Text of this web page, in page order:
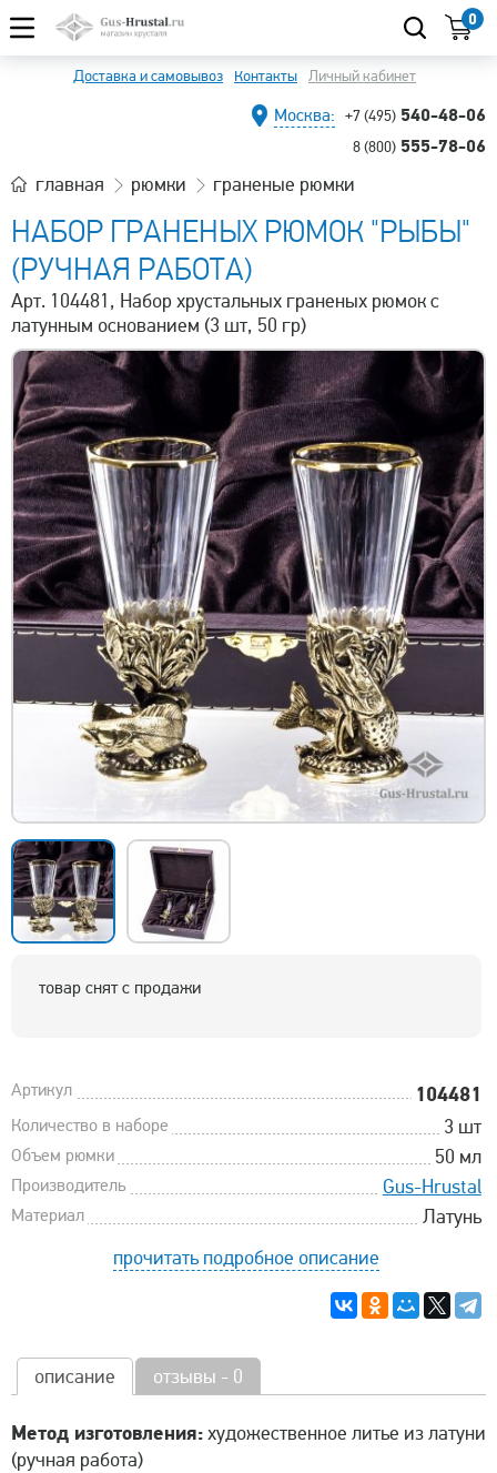
0
Доставка и самовывоз Контакты Личный кабинет
Москва: +7 (495) 540-48-06
8 (800) 555-78-06
главная рюмки граненые рюмки
НАБОР ГРАНЕНЫХ РЮМОК "РЫБЫ"
(РУЧНАЯ РАБОТА)
Арт. 104481, Набор хрустальных граненых рюмок с
латунным основанием (3 шт, 50 гр)
товар снят с продажи
Артикул 104481
Количество в наборе 3 шт
Объем рюмки 50 мл
Производитель Gus-Hrustal
Материал
Латунь
прочитать подробное описание
описание отзывы - 0
Метод изготовления:художественное литье из латуни
(ручная работа)